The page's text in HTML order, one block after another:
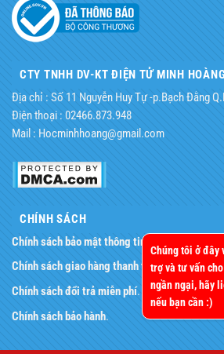
CTY TNHH DV-KT ĐIỆN TỬ MINH HOÀNG
Địa chỉ : Số 11 Nguyễn Huy Tự -p.Bạch Đằng
Điện thoại : 02466.873.948
Mail : Hocminhhoang@gmail.com
CHÍNH SÁCH
Chính sách bảo mật thông tin
Chính sách giao hàng thanh toán.
Chính sách đổi trả miễn phí.
Chính sách bảo hành.
Chúng tôi ở đây
trợ và tư vấn
ngần ngại, hãy
nếu bạn cần :)